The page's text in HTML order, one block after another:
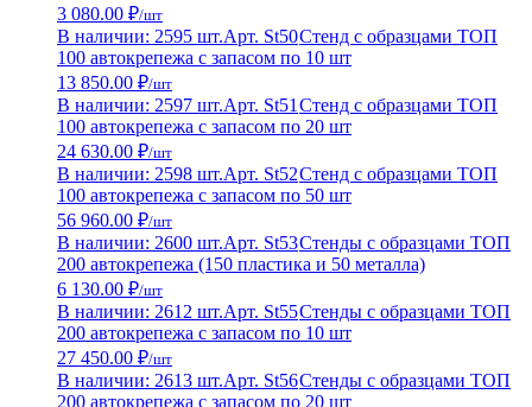
3 080.00 ₽/шт
В наличии: 2595 шт.Арт. St50Стенд с образцами ТОП
100 автокрепежа с запасом по 10 шт
13 850.00 ₽/шт
В наличии: 2597 шт.Арт. St51 Стенд с образцами ТОП
100 автокрепежа с запасом по 20 шт
24 630.00 ₽/шт
В наличии: 2598 шт.Арт. St52Стенд с образцами ТОП
100 автокрепежа с запасом по 50 шт
56 960.00 ₽/шт
В наличии: 2600 шт.Арт. St53Стенды с образцами ТОП
200 автокрепежа (150 пластика и 50 металла)
6 130.00 ₽/шт
В наличии: 2612 шт.Арт. St55Стенды с образцами ТОП
200 автокрепежа с запасом по 10 шт
27 450.00 ₽/шт
В наличии: 2613 шт.Арт. St56Стенды с образцами ТОП
200 автокрепежа с запасом по 20 шт